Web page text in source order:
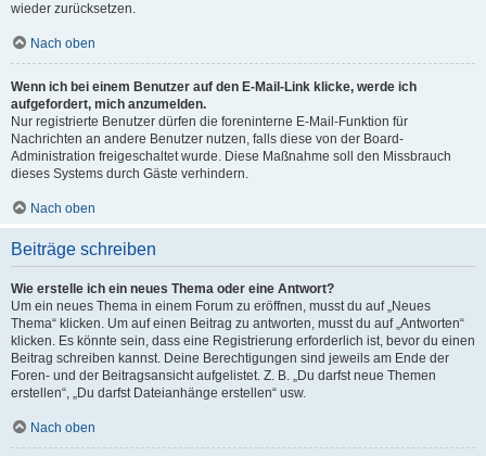
wieder zurücksetzen.
Nach oben
Wenn ich bei einem Benutzer auf den E-Mail-Link klicke, werde ich
aufgefordert, mich anzumelden.
Nur registrierte Benutzer dürfen die foreninterne E-Mail-Funktion für
Nachrichten an andere Benutzer nutzen, falls diese von der Board-
Administration freigeschaltet wurde. Diese Maßnahme soll den Missbrauch
dieses Systems durch Gäste verhindern.
Nach oben
Beiträge schreiben
Wie erstelle ich ein neues Thema oder eine Antwort?
Um ein neues Thema in einem Forum zu eröffnen, musst du auf „Neues
Thema“ klicken. Um auf einen Beitrag zu antworten, musst du auf „Antworten“
klicken. Es könnte sein, dass eine Registrierung erforderlich ist, bevor du einen
Beitrag schreiben kannst. Deine Berechtigungen sind jeweils am Ende der
Foren- und der Beitragsansicht aufgelistet. Z. B. „Du darfst neue Themen
erstellen“, „Du darfst Dateianhänge erstellen“ usw.
Nach oben